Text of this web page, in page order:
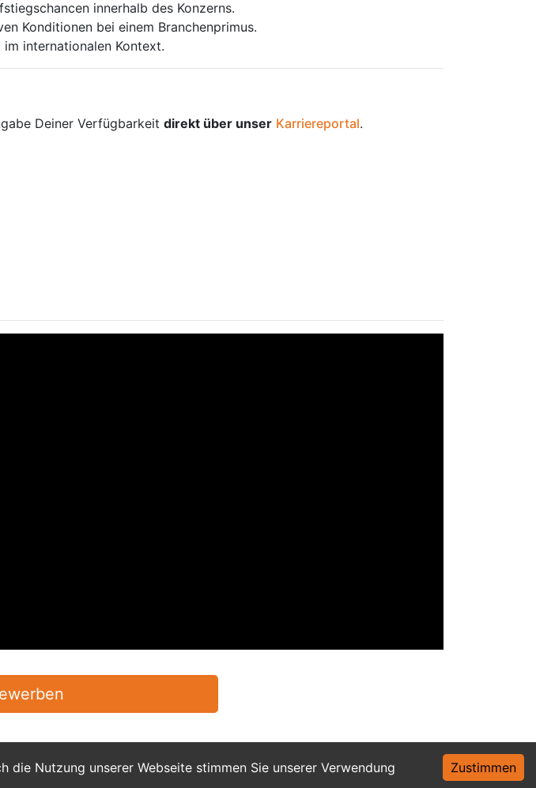
Nutzung unserer Webseite stimmen Sie unserer Verwendung
Zustimmen
innerhalb des Konzerns.
Konditionen bei einem Branchenprimus.
internationalen Kontext.
Deiner Verfügbarkeit direkt über unser Karriereportal.